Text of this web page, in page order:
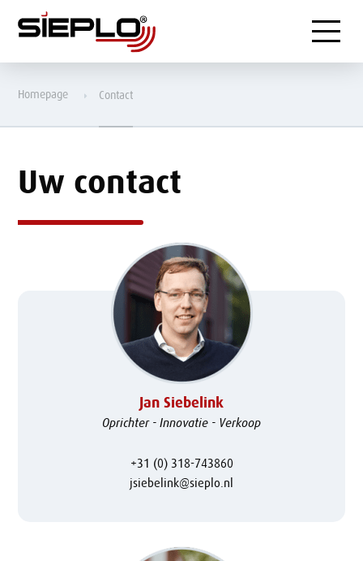
Menu
Homepage Contact
Uw contact
Jan Siebelink
Oprichter - Innovatie - Verkoop
+31 (0) 318-743860
jsiebelink@sieplo.nl